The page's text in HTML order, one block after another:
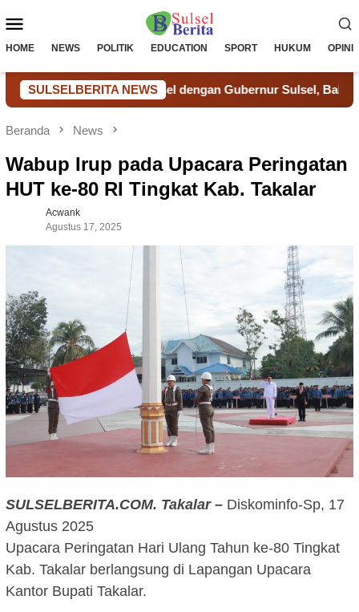
ke
Mobile
HOME NEWS POLITIK EDUCATION SPORT HUKUM OPINI
SULSELBERITA NEWS
Sulsel dengan Gubernur Sulsel, Bahas Sinergi dan
Beranda News
Wabup Irup pada Upacara Peringatan
HUT ke-80 RI Tingkat Kab. Takalar
Acwank
Agustus 17, 2025
SULSELBERITA.COM. Takalar – Diskominfo-Sp, 17
Agustus 2025
Upacara Peringatan Hari Ulang Tahun ke-80 Tingkat
Kab. Takalar berlangsung di Lapangan Upacara
Kantor Bupati Takalar.